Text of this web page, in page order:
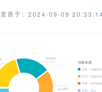
发表于：2024-09-09